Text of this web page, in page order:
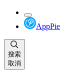
AppPie
搜索
取消